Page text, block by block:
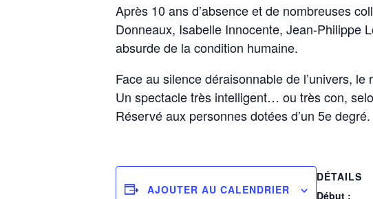
Après 10 ans d’absence et de nombreuses
Donneaux, Isabelle Innocente, Jean-Philippe
absurde de la condition humaine.
Face au silence déraisonnable de l’univers,
Un spectacle très intelligent… ou très con,
Réservé aux personnes dotées d’un 5e degré.
AJOUTER AU CALENDRIER
DÉTAILS
Début :